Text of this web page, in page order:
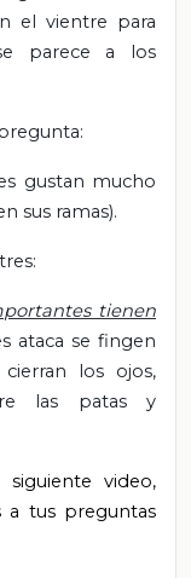
el vientre para
parece a los
gustan mucho
sus ramas).
tienen
ataca se fingen
los ojos,
las patas y
video,
a tus preguntas